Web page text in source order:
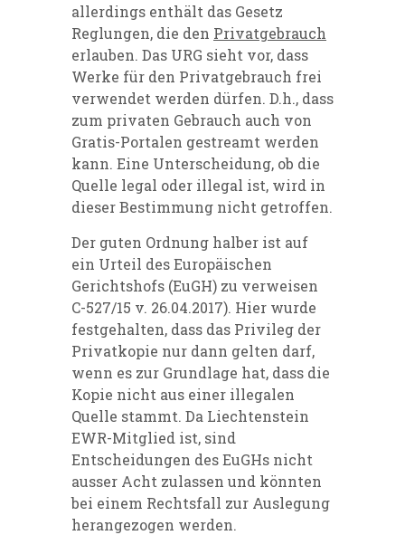
allerdings enthält das Gesetz
Reglungen, die den Privatgebrauch
erlauben. Das URG sieht vor, dass
Werke für den Privatgebrauch frei
verwendet werden dürfen. D.h., dass
zum privaten Gebrauch auch von
Gratis-Portalen gestreamt werden
kann. Eine Unterscheidung, ob die
Quelle legal oder illegal ist, wird in
dieser Bestimmung nicht getroffen.
Der guten Ordnung halber ist auf
ein Urteil des Europäischen
Gerichtshofs (EuGH) zu verweisen
C-527/15 v. 26.04.2017). Hier wurde
festgehalten, dass das Privileg der
Privatkopie nur dann gelten darf,
wenn es zur Grundlage hat, dass die
Kopie nicht aus einer illegalen
Quelle stammt. Da Liechtenstein
EWR-Mitglied ist, sind
Entscheidungen des EuGHs nicht
ausser Acht zulassen und könnten
bei einem Rechtsfall zur Auslegung
herangezogen werden.